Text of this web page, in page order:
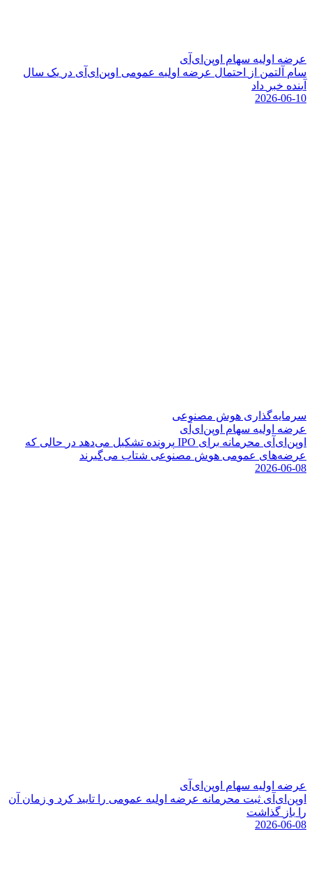
عرضه اولیه سهام اوپن‌ای‌آی
سام لتمن ز حتمال عر ضه ولیه عمومی وپن ی ی در یک سال
ینده خبر د د
2026-06-10
سرمایه‌گذاری هوش مصنوعی
عرضه اولیه سهام اوپن‌ای‌آی
وپن ی ی محر مانه بر ی IPO پر ونده تشکیل میدهد در حالی که
عر ضههای عمومی هوش مصنوعی شتاب میگیر ند
2026-06-08
عرضه اولیه سهام اوپن‌ای‌آی
وپن ی ی ثبت محر مانه عر ضه ولیه عمومی ر تایید کر د و ز مان ن
ر
باز گذ شت
2026-06-08